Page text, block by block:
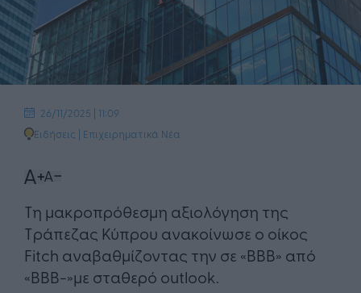
26/11/2025 | 11:09
Ειδήσεις | Επιχειρηματικά Νέα
Τη μακροπρόθεσμη αξιολόγηση της
Τράπεζας Κύπρου ανακοίνωσε ο οίκος
Fitch αναβαθμίζοντας την σε «BBB» από
«BBB-»με σταθερό outlook.